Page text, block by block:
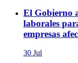
El Gobierno
laborales
empresas
30 Jul